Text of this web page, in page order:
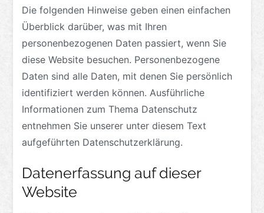
Die folgenden Hinweise geben einen einfachen
Überblick darüber, was mit Ihren
personenbezogenen Daten passiert, wenn Sie
diese Website besuchen. Personenbezogene
Daten sind alle Daten, mit denen Sie persönlich
identifiziert werden können. Ausführliche
Informationen zum Thema Datenschutz
entnehmen Sie unserer unter diesem Text
aufgeführten Datenschutzerklärung.
Datenerfassung auf dieser
Website